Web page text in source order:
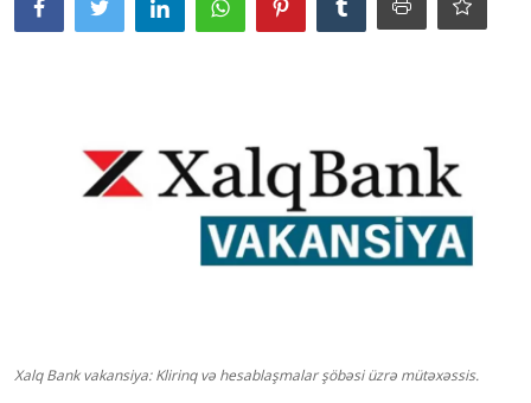
Xalq Bank vakansiya: Klirinq və hesablaşmalar şöbəsi üzrə mütəxəssis.